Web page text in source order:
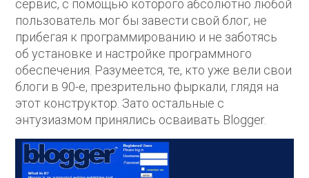
сервис, с помощью которого абсолютно любой
пользователь мог бы завести свой блог, не
прибегая к программированию и не заботясь
об установке и настройке программного
обеспечения. Разумеется, те, кто уже вели свои
блоги в 90-е, презрительно фыркали, глядя на
этот конструктор. Зато остальные с
энтузиазмом принялись осваивать Blogger.